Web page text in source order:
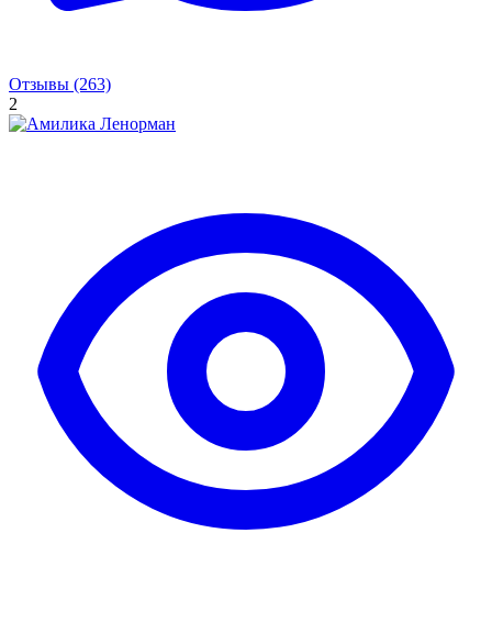
Отзывы (263)
2